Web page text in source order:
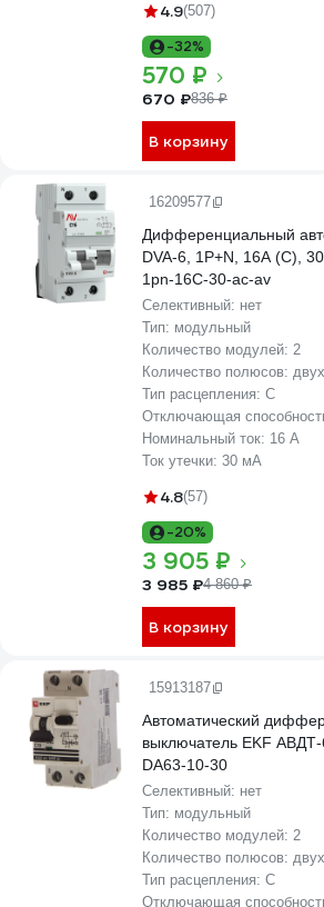
4.9(507)
-32%
570 ₽
670 ₽836 ₽
В корзину
16209577
Дифференциальный
DVA-6, 1P+N, 16А (С),
1pn-16C-30-ac-av
Селективный: нет
Тип: модульный
Количество модулей: 2
Количество полюсов:
Тип расцепления: C
Отключающая
Номинальный ток: 16 А
Ток утечки: 30 мА
4.8(57)
-20%
3 905 ₽
3 985 ₽4 860 ₽
В корзину
15913187
Автоматический
выключатель EKF
DA63-10-30
Селективный: нет
Тип: модульный
Количество модулей: 2
Количество полюсов:
Тип расцепления: C
Отключающая